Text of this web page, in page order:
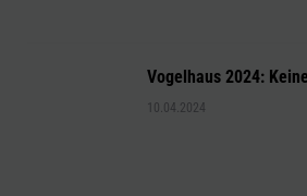
Vogelhaus 2024:
10.04.2024